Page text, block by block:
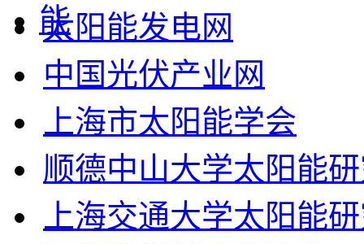
太阳能发电网
中国光伏产业网
上海市太阳能学会
顺德中山大学太阳能
上海交通大学太阳能